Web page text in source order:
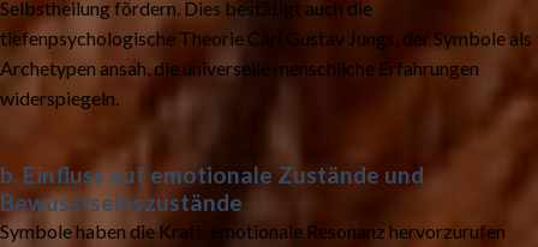
Selbstheilung fördern. Dies bestätigt auch die
tiefenpsychologische Theorie Carl Gustav Jungs, der Symbole als
Archetypen ansah, die universelle menschliche Erfahrungen
widerspiegeln.
b. Einfluss auf emotionale Zustände und
Bewusstseinszustände
Symbole haben die Kraft, emotionale Resonanz hervorzurufen